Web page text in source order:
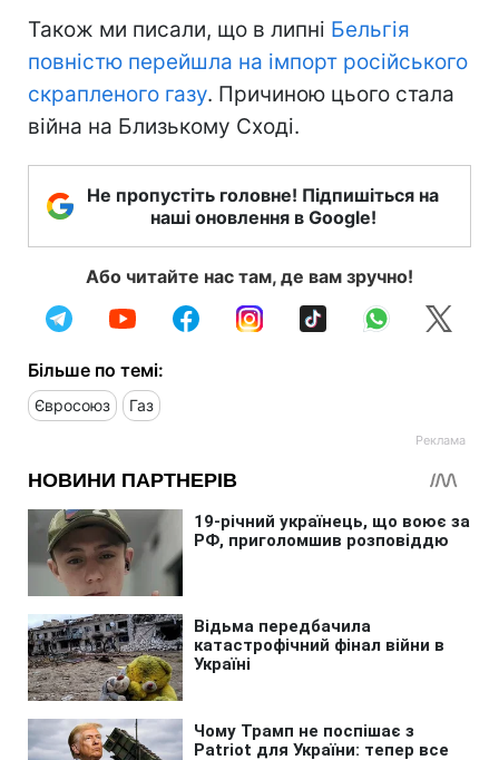
Також ми писали, що в липні Бельгія
повністю перейшла на імпорт російського
скрапленого газу. Причиною цього стала
війна на Близькому Сході.
Не пропустіть головне! Підпишіться на
наші оновлення в Google!
Або читайте нас там, де вам зручно!
Більше по темі:
Євросоюз Газ